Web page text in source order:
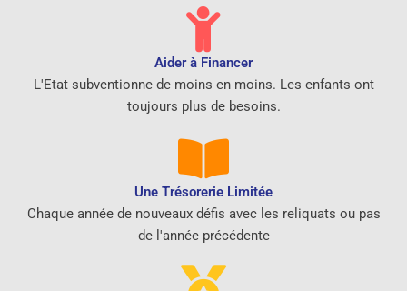
Aider à Financer
L'Etat subventionne de moins en moins. Les enfants ont
toujours plus de besoins.
Une Trésorerie Limitée
Chaque année de nouveaux défis avec les reliquats ou pas
de l'année précédente